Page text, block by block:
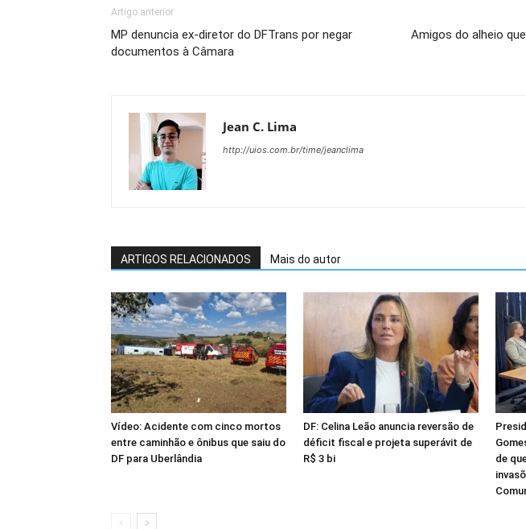
Artigo anterior
MP denuncia ex-diretor do DFTrans por negar
documentos à Câmara
Amigos do alheio
Jean C. Lima
http://uios.com.br/time/jeanclima
ARTIGOS RELACIONADOS Mais do autor
Vídeo: Acidente com cinco mortos
entre caminhão e ônibus que saiu do
DF para Uberlândia
DF: Celina Leão anuncia reversão de
déficit fiscal e projeta superávit de
R$ 3 bi
de